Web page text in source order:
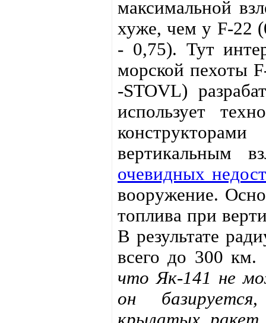
максимальной
хуже, чем у F-22
- 0,75). Тут
морской пехоты
-STOVL)
использует
вертикальным
очевидных
вооружение.
топлива при
В результате
всего до 300 км.
что Як-141 не
он